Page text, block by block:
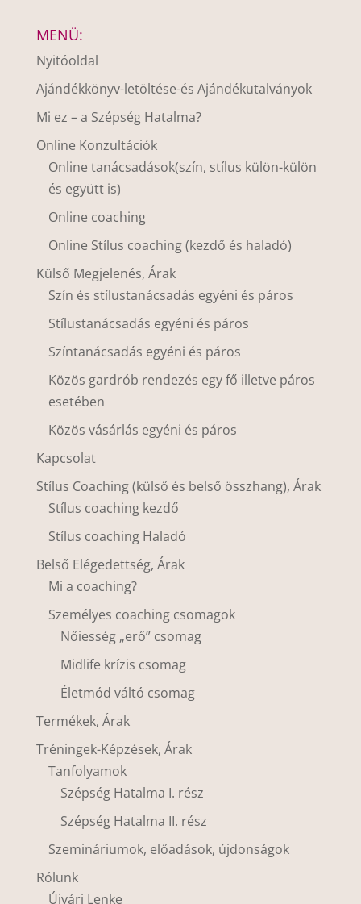
MENÜ:
Nyitóoldal
Ajándékkönyv-letöltése-és Ajándékutalványok
Mi ez – a Szépség Hatalma?
Online Konzultációk
Online tanácsadások(szín, stílus külön-külön
és együtt is)
Online coaching
Online Stílus coaching (kezdő és haladó)
Külső Megjelenés, Árak
Szín és stílustanácsadás egyéni és páros
Stílustanácsadás egyéni és páros
Színtanácsadás egyéni és páros
Közös gardrób rendezés egy fő illetve páros
esetében
Közös vásárlás egyéni és páros
Kapcsolat
Stílus Coaching (külső és belső összhang), Árak
Stílus coaching kezdő
Stílus coaching Haladó
Belső Elégedettség, Árak
Mi a coaching?
Személyes coaching csomagok
Nőiesség „erő” csomag
Midlife krízis csomag
Életmód váltó csomag
Termékek, Árak
Tréningek-Képzések, Árak
Tanfolyamok
Szépség Hatalma I. rész
Szépség Hatalma II. rész
Szemináriumok, előadások, újdonságok
Rólunk
Újvári Lenke